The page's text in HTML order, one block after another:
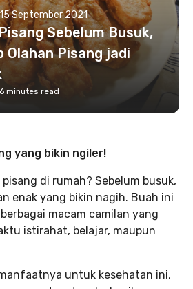
15 September 2021
Sebelum Busuk,
Olahan Pisang jadi
6 minutes read
yang bikin ngiler!
di rumah? Sebelum busuk,
enak yang bikin nagih. Buah ini
macam camilan yang
istirahat, belajar, maupun
untuk kesehatan ini,